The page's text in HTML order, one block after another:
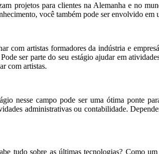
projetos para clientes na Alemanha e no
você também pode ser envolvido
com artistas formadores da indústria e
ser parte do seu estágio ajudar em
com artistas.
nesse campo pode ser uma ótima ponte
administrativas ou contabilidade.
tudo sobre as últimas tecnologias? Como